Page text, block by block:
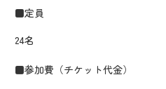
■定員
24名
■参加費（チケット代金）